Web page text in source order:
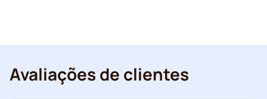
Avaliações de clientes